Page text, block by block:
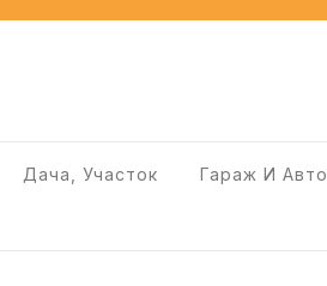
Дача, Участок Гараж И Авто